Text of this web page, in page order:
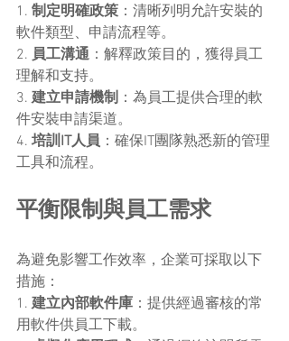
1. 制定明確政策 ：清晰列明允許安裝的
軟件類型、申請流程等。
2. 員工溝通 ：解釋政策目的，獲得員工
理解和支持。
3. 建立申請機制 ：為員工提供合理的軟
件安裝申請渠道。
4. 培訓IT人員 ：確保IT團隊熟悉新的管理
工具和流程。
平衡限制與員工需求
為避免影響工作效率，企業可採取以下
措施：
1. 建立內部軟件庫 ：提供經過審核的常
用軟件供員工下載。